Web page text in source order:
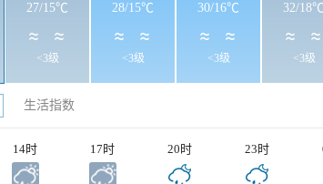
27/15℃
<3级
28/15℃
<3级
30/16℃
<3级
32/18℃
<3级
生活指数
14时 17时 20时 23时